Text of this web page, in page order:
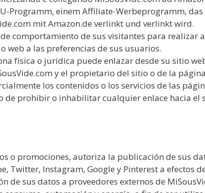
Programm, einem Affiliate-Werbeprogramm,
mit Amazon.de verlinkt und verlinkt wird.
comportamiento de sus visitantes para realizar
web a las preferencias de sus usuarios.
física o jurídica puede enlazar desde su sitio
y el propietario del sitio o de la
los contenidos o los servicios de las
de prohibir o inhabilitar cualquier enlace hacia el
o promociones, autoriza la publicación de sus
Twitter, Instagram, Google y Pinterest a efectos
de sus datos a proveedores externos de